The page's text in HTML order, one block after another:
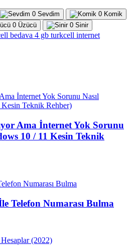
0 Sevdim 0 Komik
0 Üzücü 0 Sinir
bedava 4 gb turkcell internet
Ama İnternet Yok Sorunu
10 / 11 Kesin Teknik
Telefon Numarası Bulma